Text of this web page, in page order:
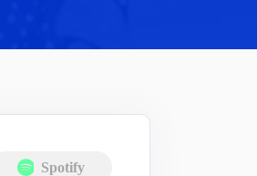
Spotify